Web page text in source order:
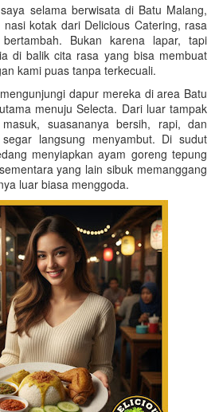
selama berwisata di Batu Malang,
kotak dari Delicious Catering, rasa
Bukan karena lapar, tapi
di balik cita rasa yang bisa membuat
kami puas tanpa terkecuali.
dapur mereka di area Batu
menuju Selecta. Dari luar tampak
suasananya bersih, rapi, dan
langsung menyambut. Di sudut
menyiapkan ayam goreng tepung
yang lain sibuk memanggang
luar biasa menggoda.